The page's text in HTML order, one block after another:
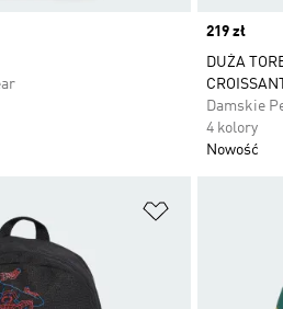
Price
219 zł
DUŻA
Damskie
4 kolory
Nowość